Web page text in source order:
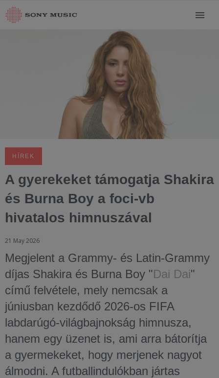
HÍREK
A gyerekeket támogatja Shakira
és Burna Boy a foci-vb
hivatalos himnuszával
21 May 2026
Megjelent a Grammy- és Latin-Grammy
díjas Shakira és Burna Boy "Dai Dai"
című felvétele, mely nemcsak a
júniusban kezdődő 2026-os FIFA
labdarúgó-világbajnokság himnusza,
hanem egy üzenet is, ami arra bátorítja
a gyermekeket, hogy merjenek nagyot
álmodni. A futballindulókban jártas